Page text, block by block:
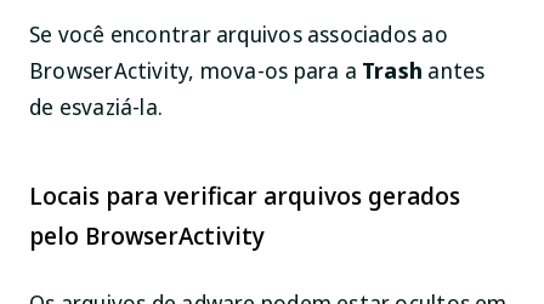
Se você encontrar arquivos associados ao
BrowserActivity, mova-os para a Trash antes
de esvaziá-la.
Locais para verificar arquivos gerados
pelo BrowserActivity